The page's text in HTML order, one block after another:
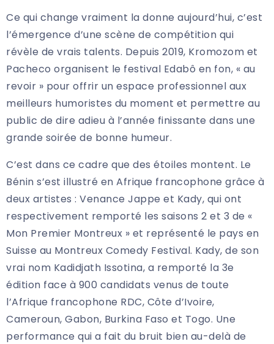
Ce qui change vraiment la donne aujourd’hui, c’est
l’émergence d’une scène de compétition qui
révèle de vrais talents. Depuis 2019, Kromozom et
Pacheco organisent le festival Edabô en fon, « au
revoir » pour offrir un espace professionnel aux
meilleurs humoristes du moment et permettre au
public de dire adieu à l’année finissante dans une
grande soirée de bonne humeur.
C’est dans ce cadre que des étoiles montent. Le
Bénin s’est illustré en Afrique francophone grâce à
deux artistes : Venance Jappe et Kady, qui ont
respectivement remporté les saisons 2 et 3 de «
Mon Premier Montreux » et représenté le pays en
Suisse au Montreux Comedy Festival. Kady, de son
vrai nom Kadidjath Issotina, a remporté la 3e
édition face à 900 candidats venus de toute
l’Afrique francophone RDC, Côte d’Ivoire,
Cameroun, Gabon, Burkina Faso et Togo. Une
performance qui a fait du bruit bien au-delà de